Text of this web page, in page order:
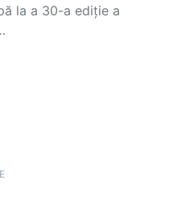
la a 30-a ediție a